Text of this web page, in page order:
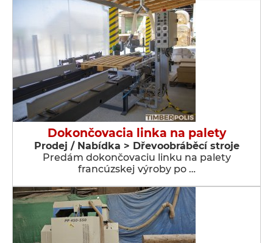
Dokončovacia linka na palety
Prodej / Nabídka > Dřevoobráběcí stroje
Predám dokončovaciu linku na palety
francúzskej výroby po …